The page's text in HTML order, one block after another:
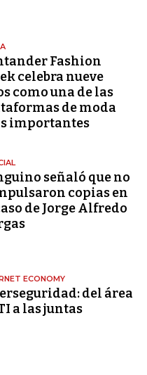
Fashion
celebra nueve
como una de las
de moda
importantes
señaló que no
copias en
de Jorge Alfredo
ECONOMY
del área
a las juntas